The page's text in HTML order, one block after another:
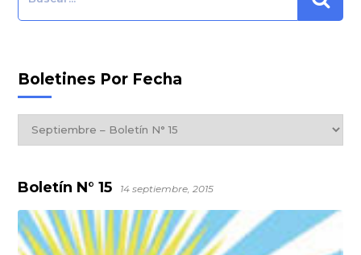
Boletín N° 15 14 septiembre, 2015
Boletines Por Fecha
Boletines
por